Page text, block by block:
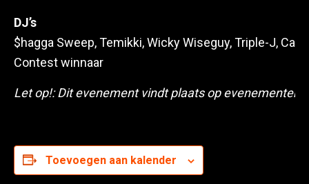
DJ’s
$hagga Sweep, Temikki, Wicky Wiseguy, Triple-J,
Contest winnaar
Let op!: Dit evenement vindt plaats op
Toevoegen aan kalender